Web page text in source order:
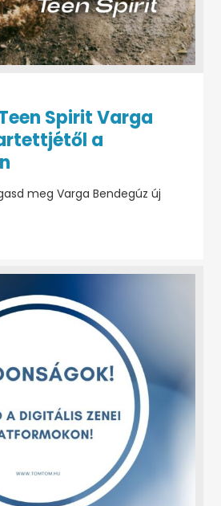
Spirit Varga
a
meg Varga Bendegúz új